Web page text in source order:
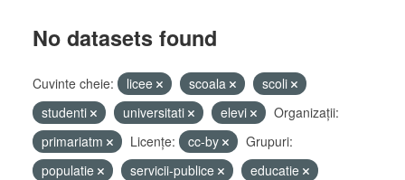
No datasets found
Cuvinte cheie: licee scoala
scoli
studenti
universitati elevi
Organizații:
primariatm
Licenţe: cc-by
Grupuri:
populatie
servicii-publice
educatie